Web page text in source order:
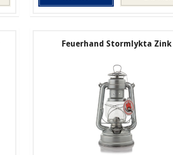
Feuerhand Stormlykta Zink